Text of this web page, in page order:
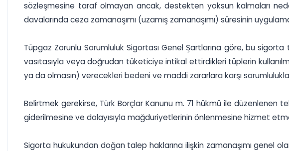
sözleşmesine taraf olmayan ancak, destekten yoksun kalmaları
davalarında ceza zamanaşımı (uzamış zamanaşımı) süresinin
Tüpgaz Zorunlu Sorumluluk Sigortası Genel Şartlarına göre, bu
vasıtasıyla veya doğrudan tüketiciye intikal ettirdikleri tüplerin
ya da olmasın) verecekleri bedeni ve maddi zararlara karşı
Belirtmek gerekirse, Türk Borçlar Kanunu m. 71 hükmü ile düzenlenen
giderilmesine ve dolayısıyla mağduriyetlerinin önlenmesine hizmet
Sigorta hukukundan doğan talep haklarına ilişkin zamanaşımı genel